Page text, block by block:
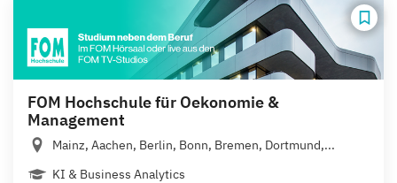
FOM Hochschule für Oekonomie &
Management
Mainz, Aachen, Berlin, Bonn, Bremen, Dortmund,...
KI & Business Analytics